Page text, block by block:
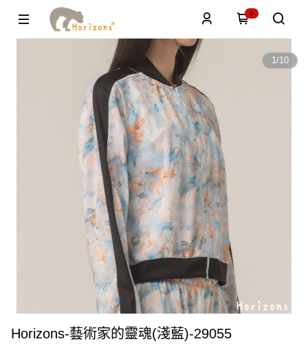
0
1/10
Horizons-藝術家的靈魂(淺藍)-29055